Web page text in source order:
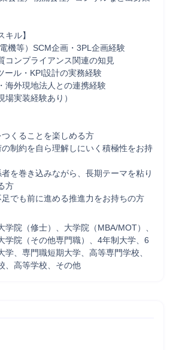
キル】
機等）SCM企画・3PL企画経験
コンプライアンス関連の知見
ール・KPI設計の実務経験
海外現地法人との連携経験
場実装経験あり）
くることを楽しめる方
制約を自ら理解しにいく積極性をお持
を巻き込みながら、長期テーマを粘り
方
でも前に進める推進力をお持ちの方
学院（修士）、大学院（MBA/MOT）、
学院（その他専門職）、4年制大学、6
学、専門職短期大学、高等専門学校、
、高等学校、その他